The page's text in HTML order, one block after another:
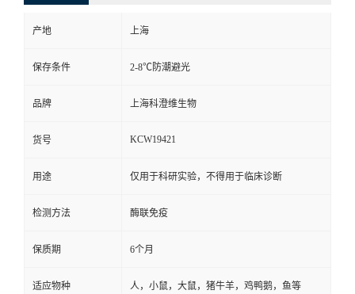
产地 上海
保存条件 2-8℃防潮避光
品牌 上海科澄维生物
货号 KCW19421
用途 仅用于科研实验，不得用于临床诊断
检测方法 酶联免疫
保质期 6个月
适应物种 人，小鼠，大鼠，猪牛羊，鸡鸭鹅，鱼等